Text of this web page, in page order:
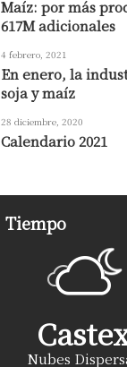
Maíz: por más
617M adicionales
4 febrero, 2021
En enero, la
soja y maíz
28 diciembre, 2020
Calendario 2021
Tiempo
Nubes